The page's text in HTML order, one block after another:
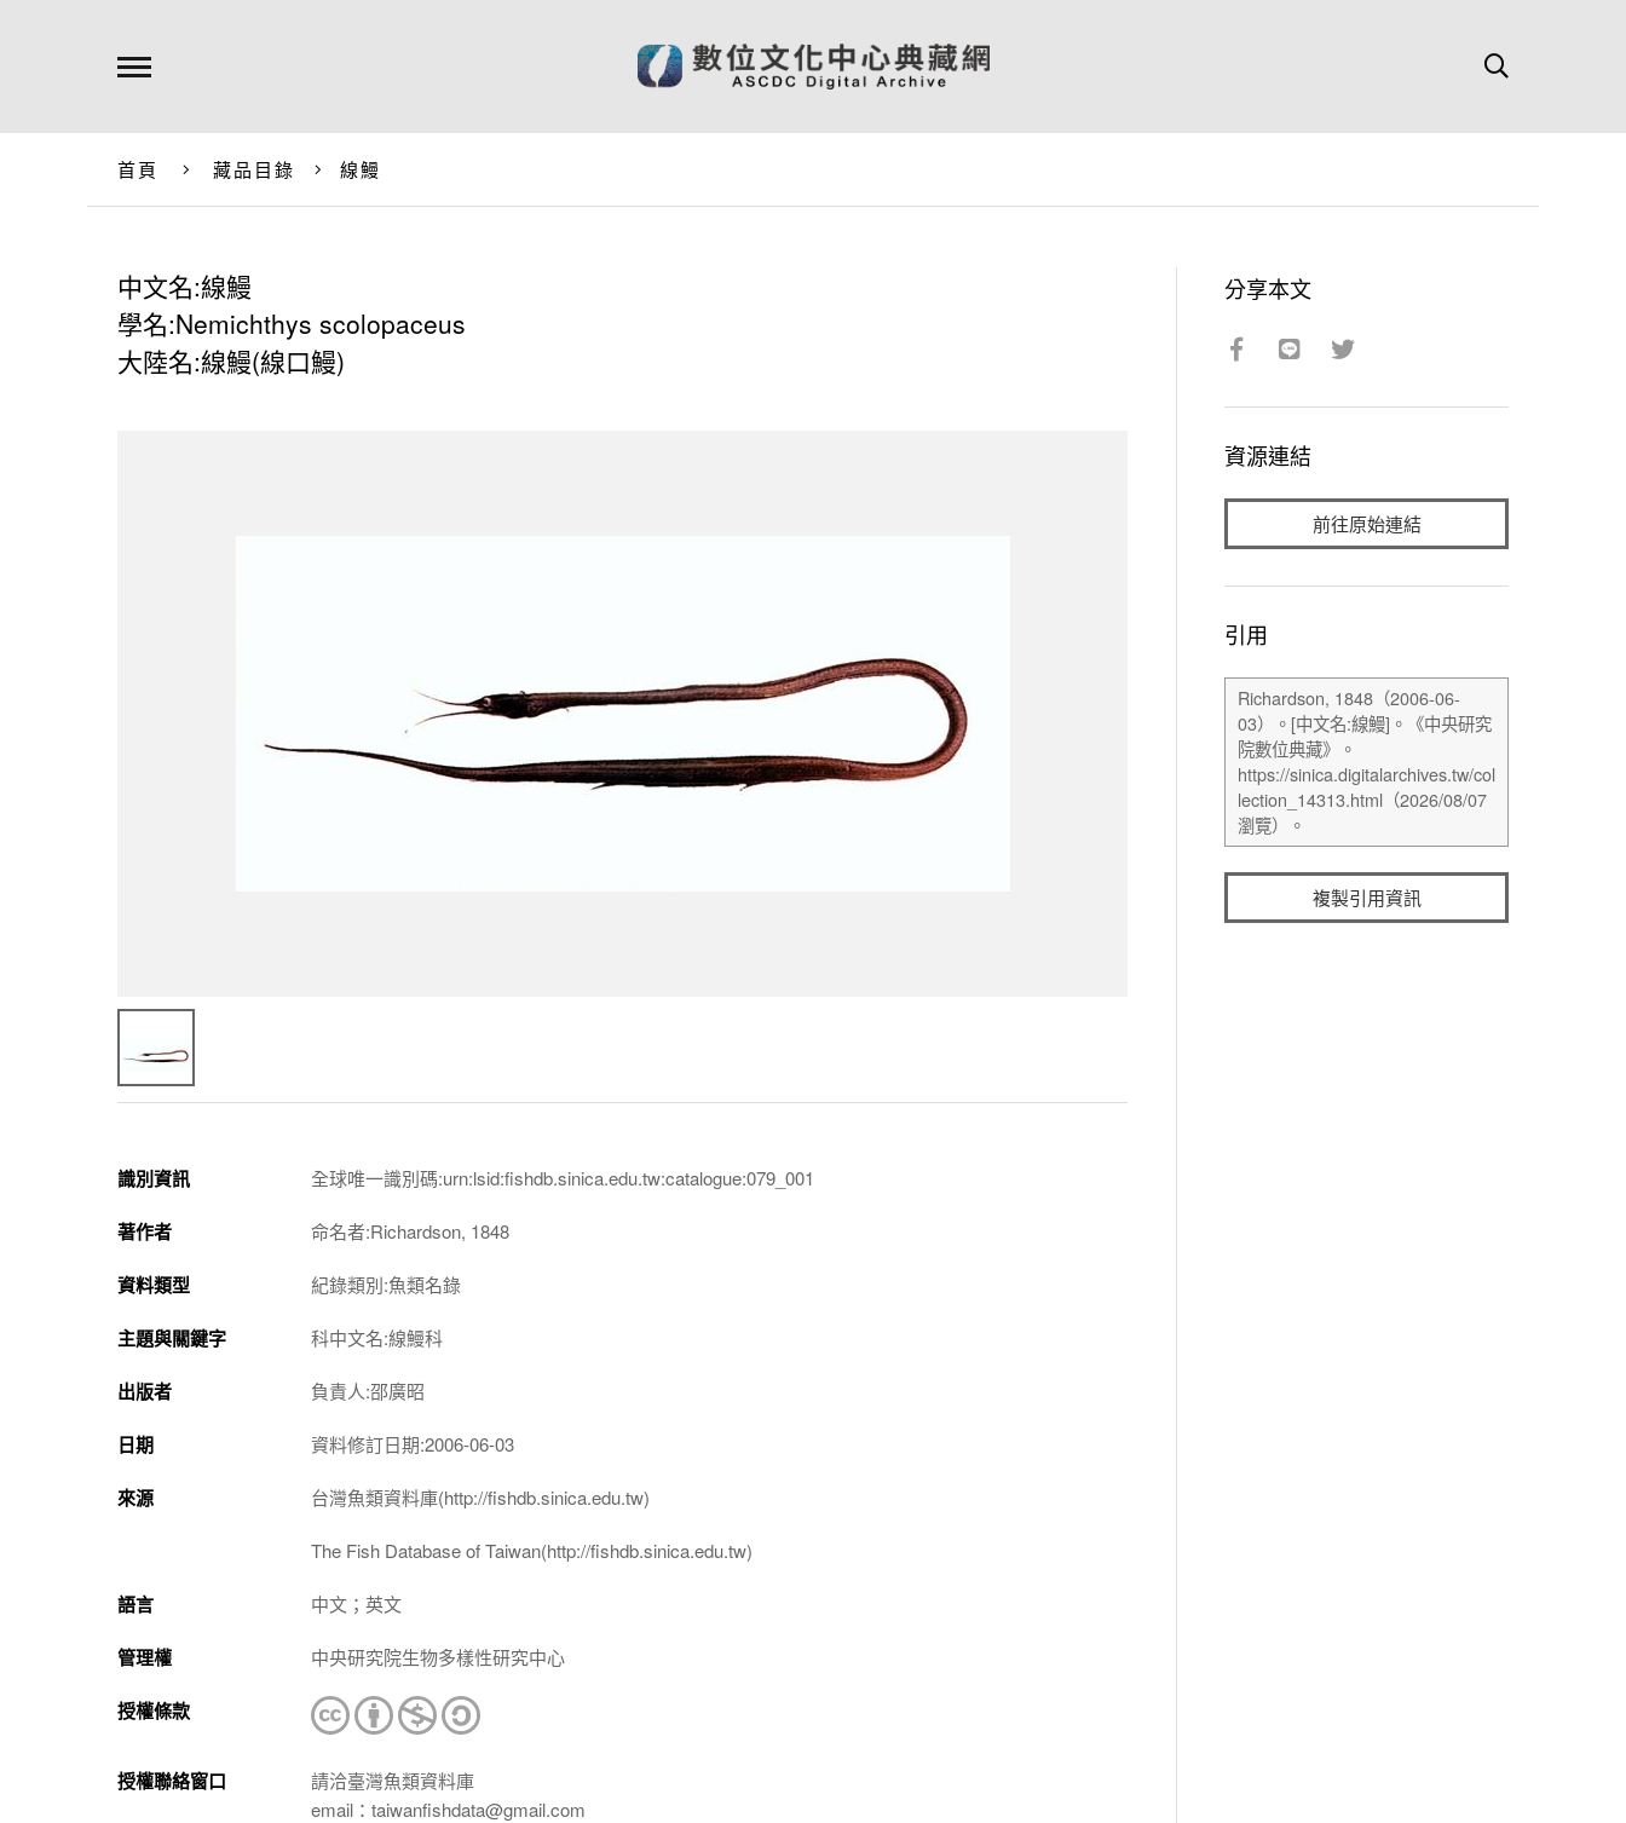
首頁 藏品目錄 線鰻
中文名:線鰻
學名:Nemichthys scolopaceus
大陸名:線鰻(線口鰻)
識別資訊 全球唯一識別碼:urn:lsid:fishdb.sinica.edu.tw:catalogue:079_001
著作者 命名者:Richardson, 1848
資料類型 紀錄類別:魚類名錄
主題與關鍵字 科中文名:線鰻科
出版者 負責人:邵廣昭
日期 資料修訂日期:2006-06-03
來源 台灣魚類資料庫(http://fishdb.sinica.edu.tw)
The Fish Database of Taiwan(http://fishdb.sinica.edu.tw)
語言 中文；英文
管理權 中央研究院生物多樣性研究中心
授權條款
授權聯絡窗口
請洽臺灣魚類資料庫
email：taiwanfishdata@gmail.com
分享本文
資源連結
前往原始連結
引用
複製引用資訊